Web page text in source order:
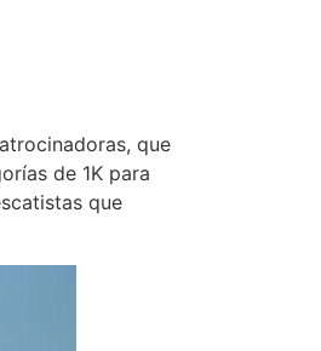
que
de 1K para
que